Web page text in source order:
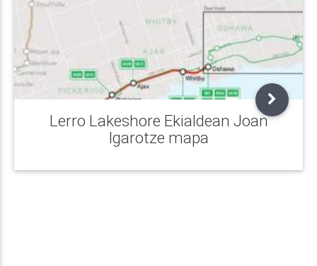
Lerro Lakeshore Ekialdean Joan
Igarotze mapa